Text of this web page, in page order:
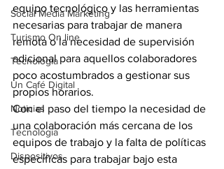
Social Media Marketing
Turismo On line
Tecnología
Un Café Digital
Noticias
Tecnología
Dispositivos
equipo tecnológico y las herramientas
necesarias para trabajar de manera
remota o la necesidad de supervisión
adicional para aquellos colaboradores
poco acostumbrados a gestionar sus
propios horarios.
Con el paso del tiempo la necesidad de
una colaboración más cercana de los
equipos de trabajo y la falta de políticas
específicas para trabajar bajo esta